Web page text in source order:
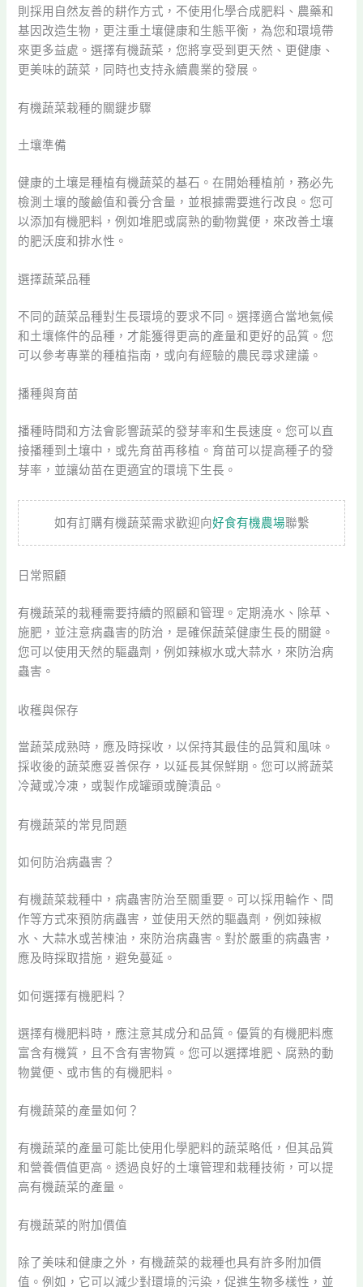
則採用自然友善的耕作方式，不使用化學合成肥料、農藥和
基因改造生物，更注重土壤健康和生態平衡，為您和環境帶
來更多益處。選擇有機蔬菜，您將享受到更天然、更健康、
更美味的蔬菜，同時也支持永續農業的發展。
有機蔬菜栽種的關鍵步驟
土壤準備
健康的土壤是種植有機蔬菜的基石。在開始種植前，務必先
檢測土壤的酸鹼值和養分含量，並根據需要進行改良。您可
以添加有機肥料，例如堆肥或腐熟的動物糞便，來改善土壤
的肥沃度和排水性。
選擇蔬菜品種
不同的蔬菜品種對生長環境的要求不同。選擇適合當地氣候
和土壤條件的品種，才能獲得更高的產量和更好的品質。您
可以參考專業的種植指南，或向有經驗的農民尋求建議。
播種與育苗
播種時間和方法會影響蔬菜的發芽率和生長速度。您可以直
接播種到土壤中，或先育苗再移植。育苗可以提高種子的發
芽率，並讓幼苗在更適宜的環境下生長。
如有訂購有機蔬菜需求歡迎向好食有機農場聯繫
日常照顧
有機蔬菜的栽種需要持續的照顧和管理。定期澆水、除草、
施肥，並注意病蟲害的防治，是確保蔬菜健康生長的關鍵。
您可以使用天然的驅蟲劑，例如辣椒水或大蒜水，來防治病
蟲害。
收穫與保存
當蔬菜成熟時，應及時採收，以保持其最佳的品質和風味。
採收後的蔬菜應妥善保存，以延長其保鮮期。您可以將蔬菜
冷藏或冷凍，或製作成罐頭或醃漬品。
有機蔬菜的常見問題
如何防治病蟲害？
有機蔬菜栽種中，病蟲害防治至關重要。可以採用輪作、間
作等方式來預防病蟲害，並使用天然的驅蟲劑，例如辣椒
水、大蒜水或苦楝油，來防治病蟲害。對於嚴重的病蟲害，
應及時採取措施，避免蔓延。
如何選擇有機肥料？
選擇有機肥料時，應注意其成分和品質。優質的有機肥料應
富含有機質，且不含有害物質。您可以選擇堆肥、腐熟的動
物糞便、或市售的有機肥料。
有機蔬菜的產量如何？
有機蔬菜的產量可能比使用化學肥料的蔬菜略低，但其品質
和營養價值更高。透過良好的土壤管理和栽種技術，可以提
高有機蔬菜的產量。
有機蔬菜的附加價值
除了美味和健康之外，有機蔬菜的栽種也具有許多附加價
值。例如，它可以減少對環境的污染，促進生物多樣性，並